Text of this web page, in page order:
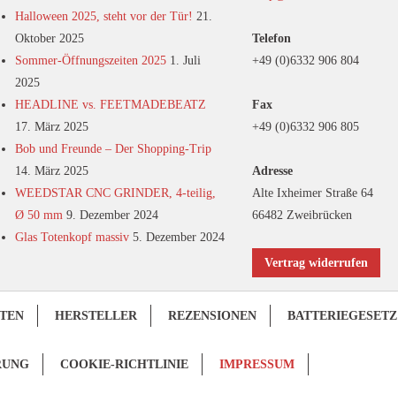
Halloween 2025, steht vor der Tür! 21.
Oktober 2025
Sommer-Öffnungszeiten 2025 1. Juli
2025
HEADLINE vs. FEETMADEBEATZ
17. März 2025
Bob und Freunde – Der Shopping-Trip
14. März 2025
WEEDSTAR CNC GRINDER, 4-teilig,
Ø 50 mm 9. Dezember 2024
Glas Totenkopf massiv 5. Dezember 2024
Telefon
+49 (0)6332 906 804
Fax
+49 (0)6332 906 805
Adresse
Alte Ixheimer Straße 64
66482 Zweibrücken
Vertrag widerrufen
HERSTELLER REZENSIONEN BATTERIEGESETZ
COOKIE-RICHTLINIE IMPRESSUM